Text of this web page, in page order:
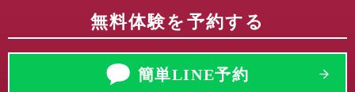
無料体験を予約する
簡単LINE予約